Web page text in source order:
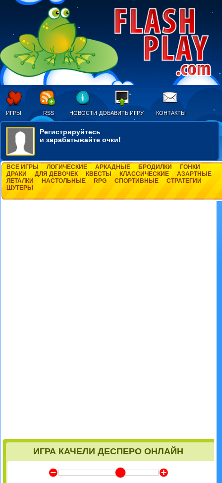
ИГРЫ RSS НОВОСТИ ДОБАВИТЬ ИГРУ КОНТАКТЫ
Регистрируйтесь
и зарабатывайте очки!
ВСЕ ИГРЫ ЛОГИЧЕСКИЕ АРКАДНЫЕ БРОДИЛКИ
ГОНКИ
ДРАКИ
ДЛЯ ДЕВОЧЕК КВЕСТЫ КЛАССИЧЕСКИЕ
АЗАРТНЫЕ
ЛЕТАЛКИ
НАСТОЛЬНЫЕ RPG СПОРТИВНЫЕ
СТРАТЕГИИ
ШУТЕРЫ
ИГРА КАЧЕЛИ ДЕСПЕРО ОНЛАЙН
Y Z